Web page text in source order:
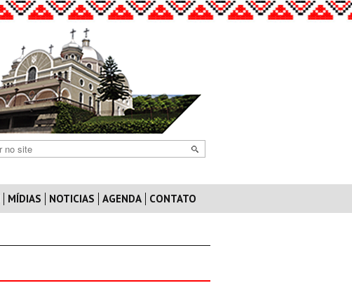
MÍDIAS NOTICIAS AGENDA CONTATO